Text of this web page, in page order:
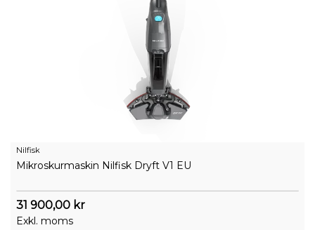
Nilfisk
Mikroskurmaskin Nilfisk Dryft V1 EU
31 900,00 kr
Exkl. moms